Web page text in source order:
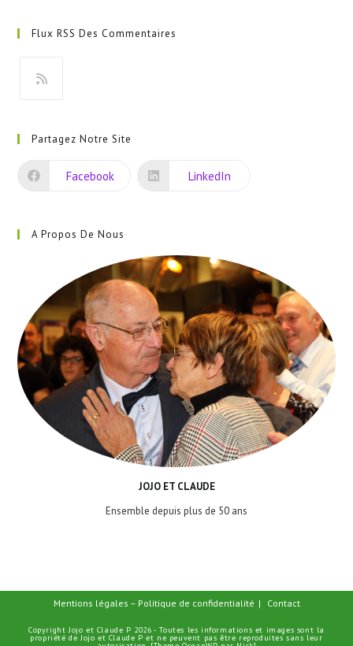
un
onglet
Flux RSS Des Commentaires
un
nouvel
Partagez Notre Site
Facebook LinkedIn
A Propos De Nous
JOJO ET CLAUDE
Ensemble depuis plus de 50 ans
Mentions légales – Politique de confidentialité Contact
Copyright Jojo et Claude P 2026 - Toutes les informations et images sont la
propriété de Jojo et Claude P et ne peuvent pas être reproduites sans leur